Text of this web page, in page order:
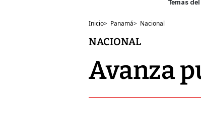
Inicio> Panamá> Nacional
NACIONAL
Avanza